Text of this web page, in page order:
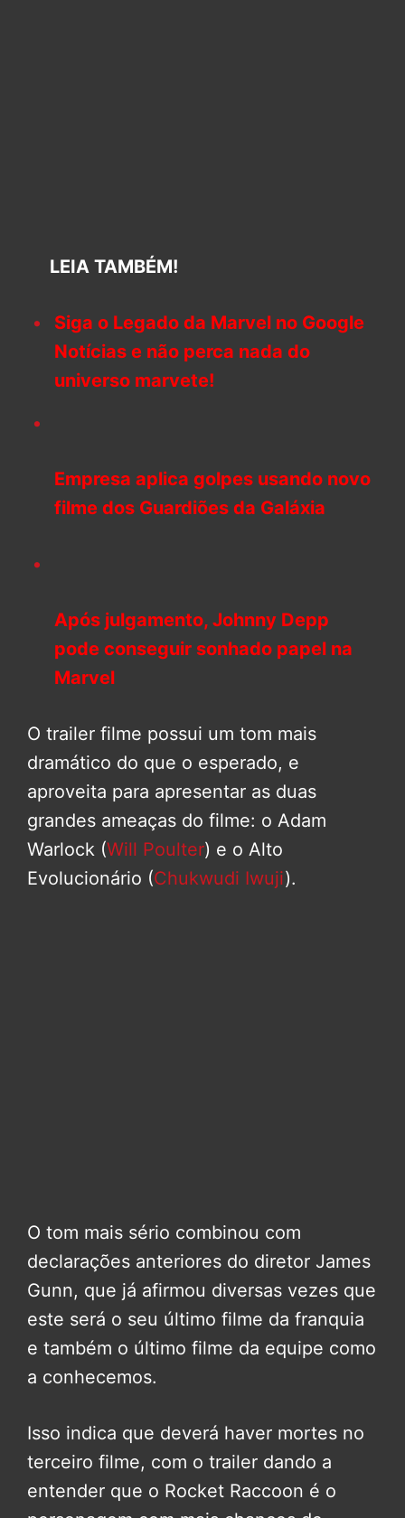
LEIA TAMBÉM!
Siga o Legado da Marvel no Google
Notícias e não perca nada do
universo marvete!
Empresa aplica golpes usando novo
filme dos Guardiões da Galáxia
Após julgamento, Johnny Depp
pode conseguir sonhado papel na
Marvel
O trailer filme possui um tom mais
dramático do que o esperado, e
aproveita para apresentar as duas
grandes ameaças do filme: o Adam
Warlock (Will Poulter) e o Alto
Evolucionário (Chukwudi Iwuji).
O tom mais sério combinou com
declarações anteriores do diretor James
Gunn, que já afirmou diversas vezes que
este será o seu último filme da franquia
e também o último filme da equipe como
a conhecemos.
Isso indica que deverá haver mortes no
terceiro filme, com o trailer dando a
entender que o Rocket Raccoon é o